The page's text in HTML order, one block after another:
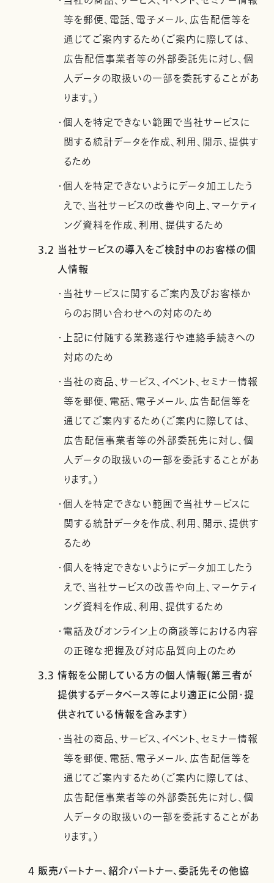
等を郵便、電話、電子メール、広告配信等を
通じてご案内するため（ご案内に際しては、
広告配信事業者等の外部委託先に対し、個
人データの取扱いの一部を委託することがあ
ります。）
・個人を特定できない範囲で当社サービスに
関する統計データを作成、利用、開示、提供す
るため
・個人を特定できないようにデータ加工したう
えで、当社サービスの改善や向上、マーケティ
ング資料を作成、利用、提供するため
3.2 当社サービスの導入をご検討中のお客様の個
人情報
・当社サービスに関するご案内及びお客様か
らのお問い合わせへの対応のため
・上記に付随する業務遂行や連絡手続きへの
対応のため
・当社の商品、サービス、イベント、セミナー情報
等を郵便、電話、電子メール、広告配信等を
通じてご案内するため（ご案内に際しては、
広告配信事業者等の外部委託先に対し、個
人データの取扱いの一部を委託することがあ
ります。）
・個人を特定できない範囲で当社サービスに
関する統計データを作成、利用、開示、提供す
るため
・個人を特定できないようにデータ加工したう
えで、当社サービスの改善や向上、マーケティ
ング資料を作成、利用、提供するため
・電話及びオンライン上の商談等における内容
の正確な把握及び対応品質向上のため
3.3 情報を公開している方の個人情報(第三者が
提供するデータベース等により適正に公開・提
供されている情報を含みます）
・当社の商品、サービス、イベント、セミナー情報
等を郵便、電話、電子メール、広告配信等を
通じてご案内するため（ご案内に際しては、
広告配信事業者等の外部委託先に対し、個
人データの取扱いの一部を委託することがあ
ります。）
4 販売パートナー、紹介パートナー、委託先その他協